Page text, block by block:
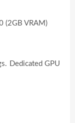
(2GB VRAM)
Dedicated GPU